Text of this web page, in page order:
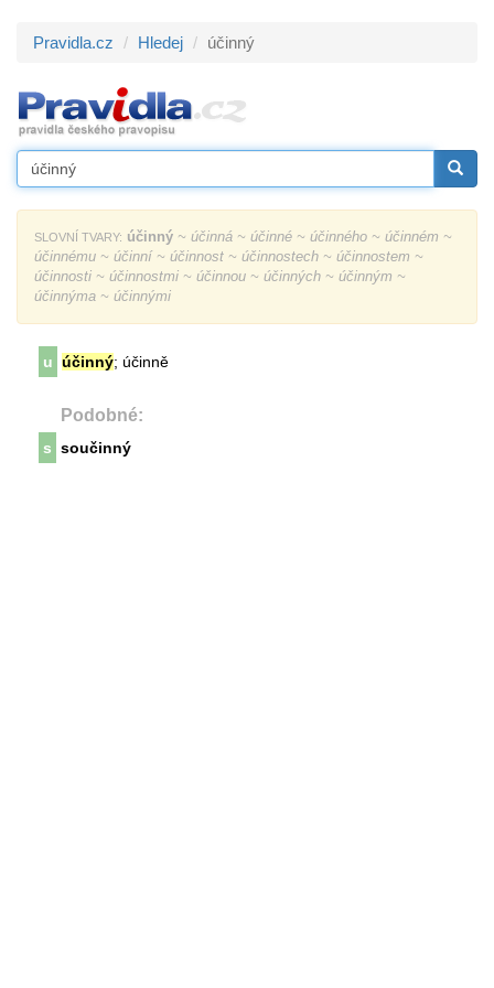
Pravidla.cz Hledej účinný
SLOVNÍ TVARY: účinný ~ účinná ~ účinné ~ účinného ~ účinném ~
účinnému ~ účinní ~ účinnost ~ účinnostech ~ účinnostem ~
účinnosti ~ účinnostmi ~ účinnou ~ účinných ~ účinným ~
účinnýma ~ účinnými
u účinný; účinně
Podobné:
s součinný